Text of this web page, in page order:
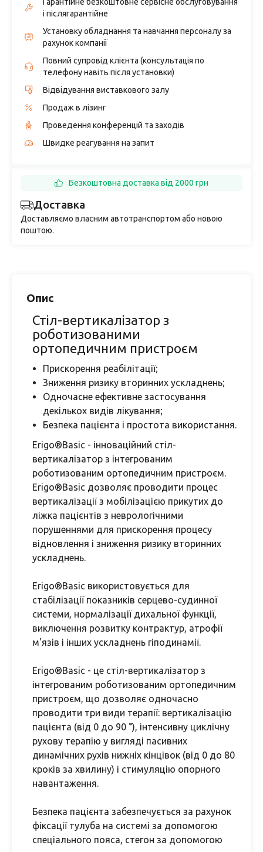
і післягарантійне
Установку обладнання та навчання персоналу за
рахунок компанії
Повний супровід клієнта (консультація по
телефону навіть після установки)
Відвідування виставкового залу
Продаж в лізинг
Проведення конференцій та заходів
Швидке реагування на запит
Доставка
Доставляємо власним автотранспортом або новою
поштою.
Безкоштовна доставка від 2000 грн
Опис
Стіл-вертикалізатор з
роботизованими
ортопедичним пристроєм
Прискорення реабілітації;
Зниження ризику вторинних ускладнень;
Одночасне ефективне застосування
декількох видів лікування;
Безпека пацієнта і простота використання.
Erigo®Basic - інноваційний стіл-
вертикалізатор з інтегрованим
роботизованим ортопедичним пристроєм.
Erigo®Basic дозволяє проводити процес
вертикалізації з мобілізацією прикутих до
ліжка пацієнтів з неврологічними
порушеннями для прискорення процесу
відновлення і зниження ризику вторинних
ускладнень.
Erigo®Basic використовується для
стабілізації показників серцево-судинної
системи, нормалізації дихальної функції,
виключення розвитку контрактур, атрофії
м'язів і інших ускладнень гіподинамії.
Erigo®Basic - це стіл-вертикалізатор з
інтегрованим роботизованим ортопедичним
пристроєм, що дозволяє одночасно
проводити три види терапії: вертикалізацію
пацієнта (від 0 до 90 °), інтенсивну циклічну
рухову терапію у вигляді пасивних
динамічних рухів нижніх кінцівок (від 0 до 80
кроків за хвилину) і стимуляцію опорного
навантаження.
Безпека пацієнта забезпечується за рахунок
фіксації тулуба на системі за допомогою
спеціального пояса, стегон за допомогою